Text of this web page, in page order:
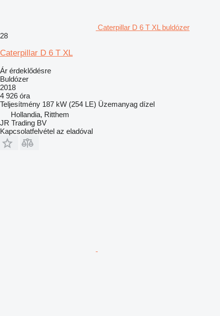
Caterpillar D 6 T XL buldózer
28
Caterpillar D 6 T XL
Ár érdeklődésre
Buldózer
2018
4 926 óra
Teljesítmény 187 kW (254 LE) Üzemanyag dízel
Hollandia, Ritthem
JR Trading BV
Kapcsolatfelvétel az eladóval